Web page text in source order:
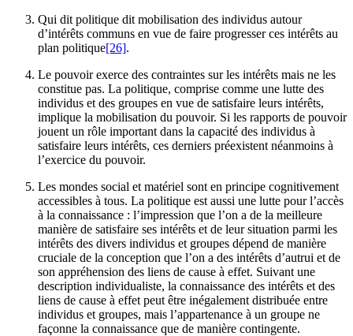
Qui dit politique dit mobilisation des individus autour
d’intérêts communs en vue de faire progresser ces intérêts au
plan politique[26].
Le pouvoir exerce des contraintes sur les intérêts mais ne les
constitue pas. La politique, comprise comme une lutte des
individus et des groupes en vue de satisfaire leurs intérêts,
implique la mobilisation du pouvoir. Si les rapports de pouvoir
jouent un rôle important dans la capacité des individus à
satisfaire leurs intérêts, ces derniers préexistent néanmoins à
l’exercice du pouvoir.
Les mondes social et matériel sont en principe cognitivement
accessibles à tous. La politique est aussi une lutte pour l’accès
à la connaissance : l’impression que l’on a de la meilleure
manière de satisfaire ses intérêts et de leur situation parmi les
intérêts des divers individus et groupes dépend de manière
cruciale de la conception que l’on a des intérêts d’autrui et de
son appréhension des liens de cause à effet. Suivant une
description individualiste, la connaissance des intérêts et des
liens de cause à effet peut être inégalement distribuée entre
individus et groupes, mais l’appartenance à un groupe ne
façonne la connaissance que de manière contingente.